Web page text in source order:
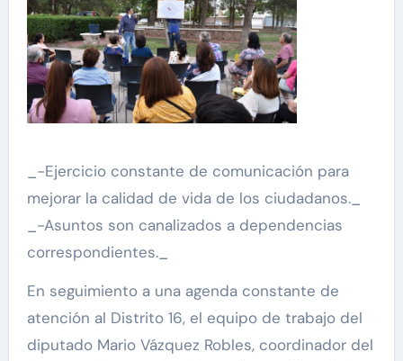
_-Ejercicio constante de comunicación para
mejorar la calidad de vida de los ciudadanos._
_-Asuntos son canalizados a dependencias
correspondientes._
En seguimiento a una agenda constante de
atención al Distrito 16, el equipo de trabajo del
diputado Mario Vázquez Robles, coordinador del